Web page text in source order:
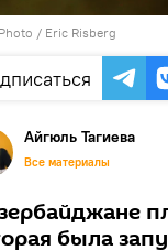
/ Eric Risberg
Айгюль Тагиева
Все материалы
была